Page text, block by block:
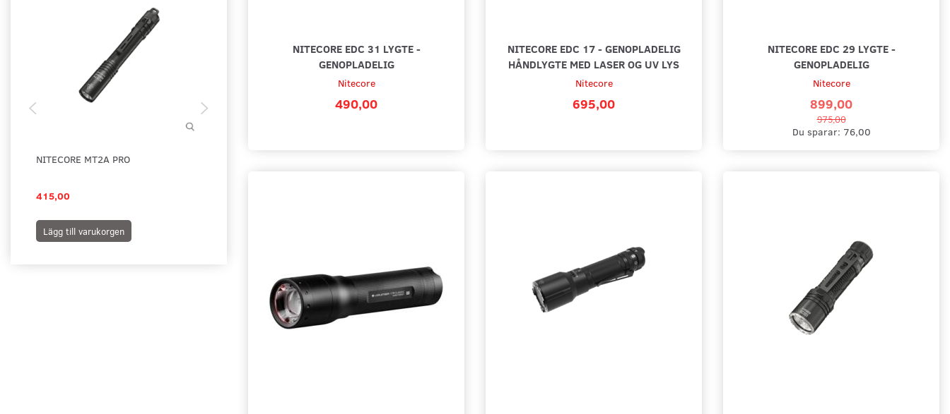
NITECORE MT2A PRO
415,00
Lägg till varukorgen
NITECORE EDC 31 LYGTE -
GENOPLADELIG
Nitecore
490,00
NITECORE EDC 17 - GENOPLADELIG
HÅNDLYGTE MED LASER OG UV LYS
Nitecore
695,00
NITECORE EDC 29 LYGTE -
GENOPLADELIG
Nitecore
899,00
975,00
Du sparar: 76,00